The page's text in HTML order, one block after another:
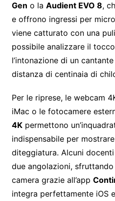
Gen o la Audient EVO 8,
e offrono ingressi per
viene catturato con una
possibile analizzare il
l’intonazione di un
distanza di centinaia di
Per le riprese, le webcam
iMac o le fotocamere
4Kpermettono
indispensabile per
diteggiatura. Alcuni
due angolazioni, sfruttando
camera grazie all’app
integra perfettamente iOS